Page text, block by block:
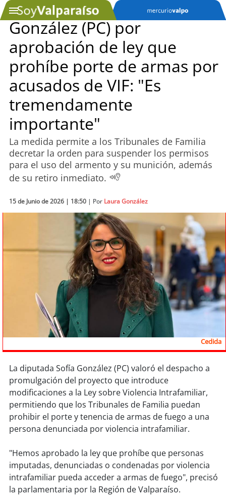
SOYTV
Podcast
Actualidad
Entretención
Economía
Deportes
Tecnología
Sostenibilidad
soyiquique
calama
soycopiapó
soyvalparaíso
soyquillota
soysanantonio
soychillán
González (PC) por
aprobación de ley que
prohíbe porte de armas por
acusados de VIF: "Es
tremendamente
importante"
La medida permite a los Tribunales de Familia
decretar la orden para suspender los permisos
para el uso del armento y su munición, además
de su retiro inmediato.
15 de Junio de 2026 | 18:50 | Por Laura González
Cedida
La diputada Sofía González (PC) valoró el despacho a
promulgación del proyecto que introduce
modificaciones a la Ley sobre Violencia Intrafamiliar,
permitiendo que los Tribunales de Familia puedan
prohibir el porte y tenencia de armas de fuego a una
persona denunciada por violencia intrafamiliar.
"Hemos aprobado la ley que prohíbe que personas
imputadas, denunciadas o condenadas por violencia
intrafamiliar pueda acceder a armas de fuego", precisó
la parlamentaria por la Región de Valparaíso.